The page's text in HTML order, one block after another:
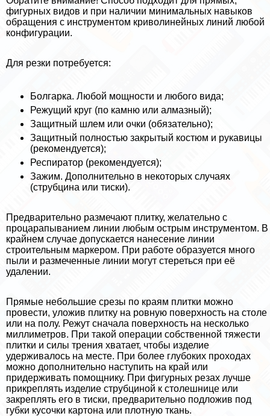
фигурных видов и при наличии минимальных навыков
обращения с инструментом криволинейных линий любой
конфигурации.
Для резки потребуется:
Болгарка. Любой мощности и любого вида;
Режущий круг (по камню или алмазный);
Защитный шлем или очки (обязательно);
Защитный полностью закрытый костюм и рукавицы
(рекомендуется);
Респиратор (рекомендуется);
Зажим. Дополнительно в некоторых случаях
(струбцина или тиски).
Предварительно размечают плитку, желательно с
процарапыванием линии любым острым инструментом. В
крайнем случае допускается нанесение линии
строительным маркером. При работе образуется много
пыли и размеченные линии могут стереться при её
удалении.
Прямые небольшие срезы по краям плитки можно
провести, уложив плитку на ровную поверхность на столе
или на полу. Режут сначала поверхность на несколько
миллиметров. При такой операции собственной тяжести
плитки и силы трения хватает, чтобы изделие
удерживалось на месте. При более глубоких проходах
можно дополнительно наступить на край или
придерживать помощнику. При фигурных резах лучше
прикреплять изделие струбциной к столешнице или
закреплять его в тиски, предварительно подложив под
губки кусочки картона или плотную ткань.